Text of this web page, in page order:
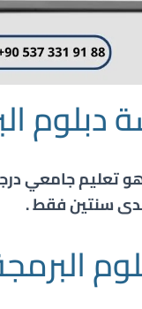
تعليم جامعي